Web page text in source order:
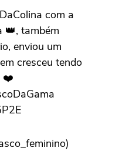
com a
👑, também
enviou um
cresceu tendo
❤️